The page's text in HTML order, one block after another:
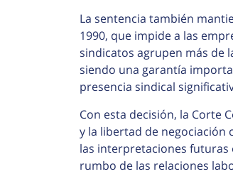
La sentencia también
1990, que impide a las
sindicatos agrupen más de
siendo una garantía
presencia sindical
Con esta decisión, la Corte
y la libertad de negociación
las interpretaciones futuras
rumbo de las relaciones